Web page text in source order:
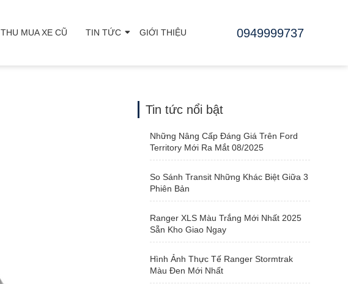
THU MUA XE CŨ TIN TỨC GIỚI THIỆU 0949999737
Tin tức nổi bật
Những Nâng Cấp Đáng Giá Trên Ford
Territory Mới Ra Mắt 08/2025
So Sánh Transit Những Khác Biệt Giữa 3
Phiên Bản
Ranger XLS Màu Trắng Mới Nhất 2025
Sẵn Kho Giao Ngay
Hình Ảnh Thực Tế Ranger Stormtrak
Màu Đen Mới Nhất